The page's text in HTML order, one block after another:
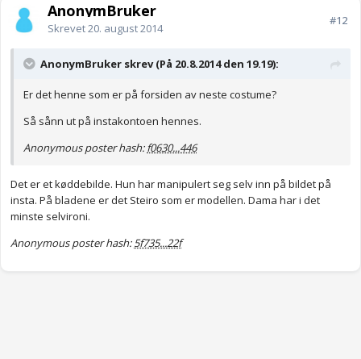
AnonymBruker
Skrevet20. august 2014
#12
AnonymBruker skrev (På 20.8.2014 den 19.19):
Er det henne som er på forsiden av neste costume?
Så sånn ut på instakontoen hennes.
Anonymous poster hash:f0630...446
Det er et køddebilde. Hun har manipulert seg selv inn på bildet på
insta. På bladene er det Steiro som er modellen. Dama har i det
minste selvironi.
Anonymous poster hash:5f735...22f